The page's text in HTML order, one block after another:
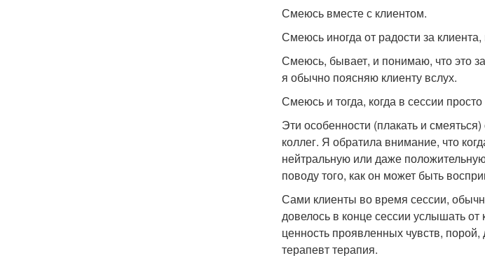
Смеюсь вместе с клиентом.
Смеюсь иногда от радости за
Смеюсь, бывает, и понимаю, что это
я обычно поясняю клиенту вслух.
Смеюсь и тогда, когда в сессии
Эти особенности (плакать и
коллег. Я обратила внимание, что
нейтральную или даже
поводу того, как он может быть
Сами клиенты во время сессии,
довелось в конце сессии услышать
ценность проявленных чувств,
терапевт терапия.